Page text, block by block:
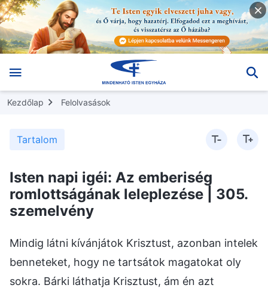
Kezdőlap Felolvasások
Tartalom
Isten napi igéi: Az emberiség
romlottságának leleplezése | 305.
szemelvény
Mindig látni kívánjátok Krisztust, azonban intelek
benneteket, hogy ne tartsátok magatokat oly
sokra. Bárki láthatja Krisztust, ám én azt